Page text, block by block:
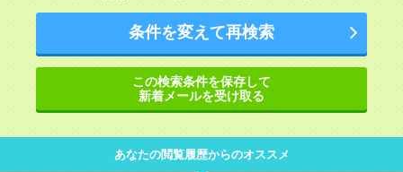
条件を変えて再検索
この検索条件を保存して
新着メールを受け取る
あなたの閲覧履歴からのオススメ